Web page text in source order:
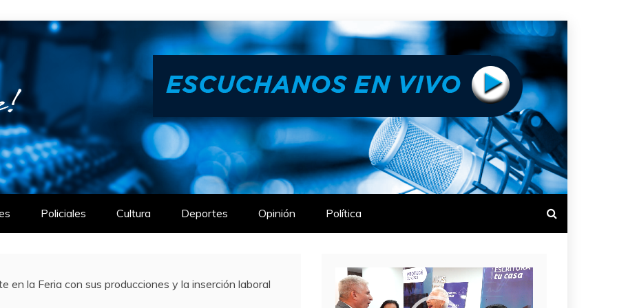
Policiales Cultura Deportes Opinión Política
en la Feria con sus producciones y la inserción laboral
Reproductor
de